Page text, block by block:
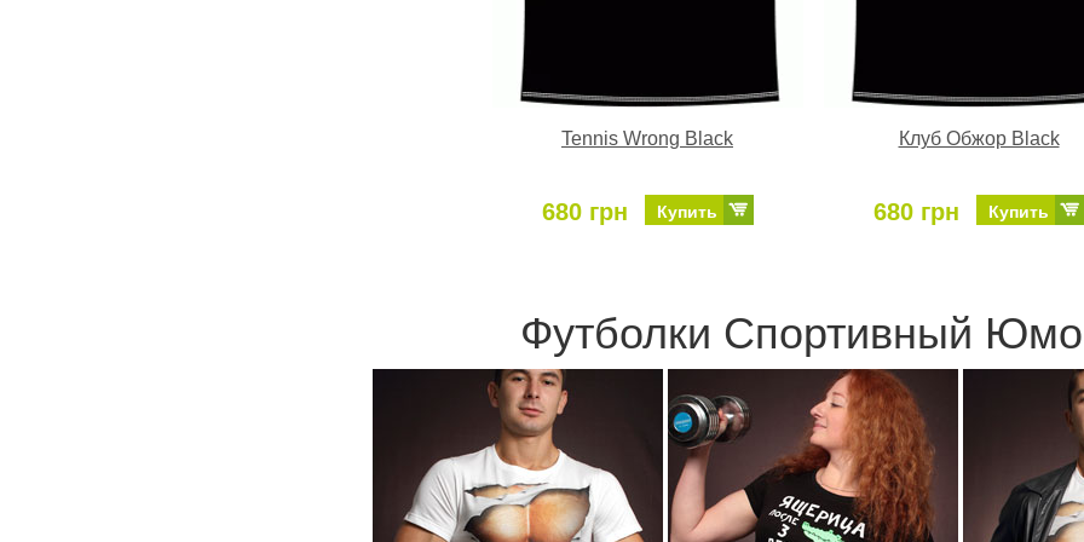
Tennis Wrong Black
680 грн Купить
Клуб Обжор Black
680 грн Купить
Футболки Спортивный